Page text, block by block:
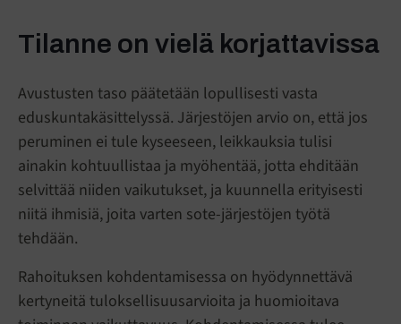
Tilanne on vielä korjattavissa
Avustusten taso päätetään lopullisesti vasta
eduskuntakäsittelyssä. Järjestöjen arvio on, että jos
peruminen ei tule kyseeseen, leikkauksia tulisi
ainakin kohtuullistaa ja myöhentää, jotta ehditään
selvittää niiden vaikutukset, ja kuunnella erityisesti
niitä ihmisiä, joita varten sote-järjestöjen työtä
tehdään.
Rahoituksen kohdentamisessa on hyödynnettävä
kertyneitä tuloksellisuusarvioita ja huomioitava